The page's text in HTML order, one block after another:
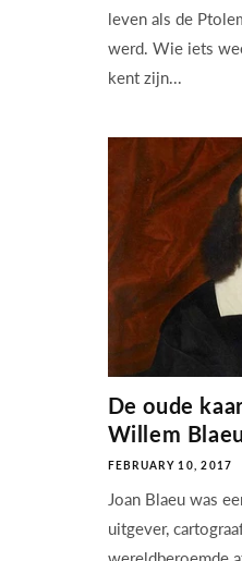
leven als de
werd. Wie iets
kent zijn...
De oude
Willem Blaeu
FEBRUARY 10, 2017
Joan Blaeu was
uitgever,